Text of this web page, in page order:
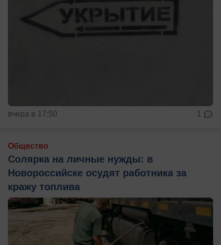
вчера в 17:50 1
Общество
Солярка на личные нужды: в
Новороссийске осудят работника за
кражу топлива